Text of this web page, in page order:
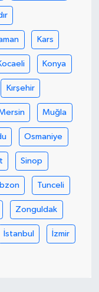
Kars
Konya
Kırşehir
Muğla
Osmaniye
Sinop
Tunceli
Zonguldak
İstanbul İzmir